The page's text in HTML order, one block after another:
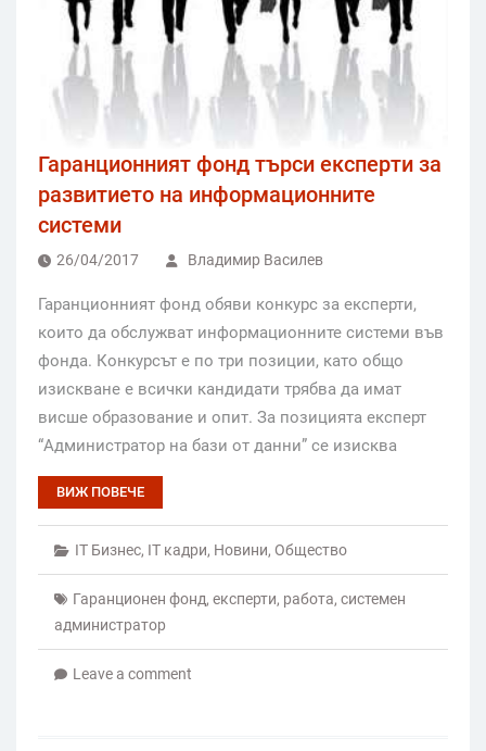
Гаранционният фонд търси експерти за
развитието на информационните
системи
26/04/2017 Владимир Василев
Гаранционният фонд обяви конкурс за експерти,
които да обслужват информационните системи във
фонда. Конкурсът е по три позиции, като общо
изискване е всички кандидати трябва да имат
висше образование и опит. За позицията експерт
“Администратор на бази от данни” се изисква
ВИЖ ПОВЕЧЕ
IT Бизнес, IT кадри, Новини, Общество
Гаранционен фонд, експерти, работа, системен
администратор
Leave a comment